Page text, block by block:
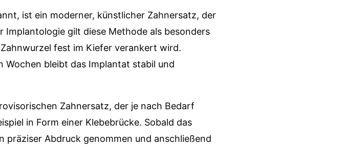
ist ein moderner, künstlicher Zahnersatz, der
gilt diese Methode als besonders
fest im Kiefer verankert wird.
Wochen bleibt das Implantat stabil und
Zahnersatz, der je nach Bedarf
in Form einer Klebebrücke. Sobald das
Abdruck genommen und anschließend